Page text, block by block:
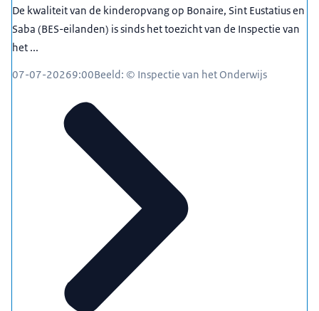
De kwaliteit van de kinderopvang op Bonaire, Sint Eustatius en
Saba (BES-eilanden) is sinds het toezicht van de Inspectie van
het ...
07-07-20269:00Beeld: © Inspectie van het Onderwijs